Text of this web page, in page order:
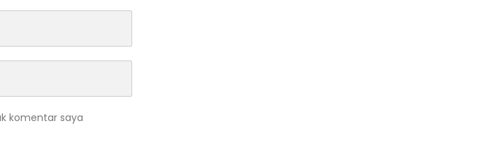
komentar saya